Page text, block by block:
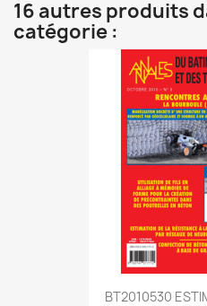
16 autres produits
catégorie :
BT2010530